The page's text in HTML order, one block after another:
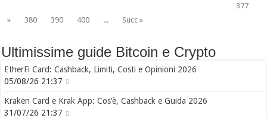
377
»
380 390 400 ... Succ »
Ultimissime guide Bitcoin e Crypto
EtherFi Card: Cashback, Limiti, Costi e Opinioni 2026
05/08/26 21:37
Kraken Card e Krak App: Cos’è, Cashback e Guida 2026
31/07/26 21:37